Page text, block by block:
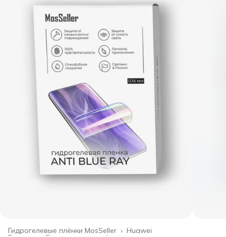
Huawei
Гидрогелевые плёнки MosSeller ›